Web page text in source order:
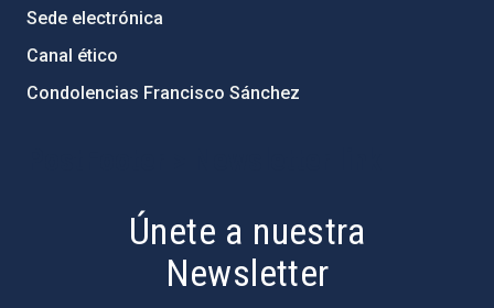
Sede electrónica
Canal ético
Condolencias Francisco Sánchez
Únete a nuestra
Newsletter